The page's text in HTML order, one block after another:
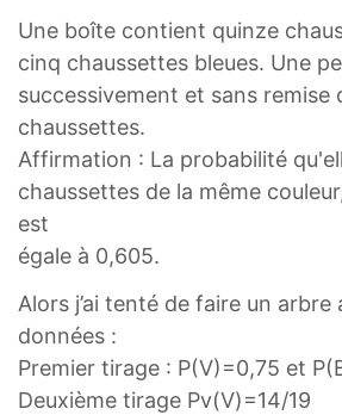
Une boîte contient quinze
cinq chaussettes bleues. Une
successivement et sans remise
chaussettes.
Affirmation : La probabilité
chaussettes de la même
est
égale à 0,605.
Alors j’ai tenté de faire un arbre
données :
Premier tirage : P(V)=0,75 et
Deuxième tirage Pv(V)=14/19